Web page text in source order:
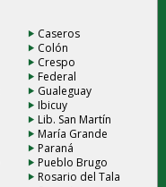
Caseros
Colón
Crespo
Federal
Gualeguay
Ibicuy
Lib. San Martín
María Grande
Paraná
Pueblo Brugo
Rosario del Tala